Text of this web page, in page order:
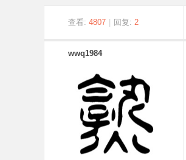
› ›
查看: 4807 回复: 2
wwq1984